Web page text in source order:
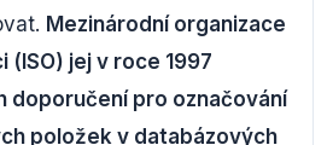
Mezinárodní organizace
(ISO) jej v roce 1997
doporučení pro označování
položek v databázových